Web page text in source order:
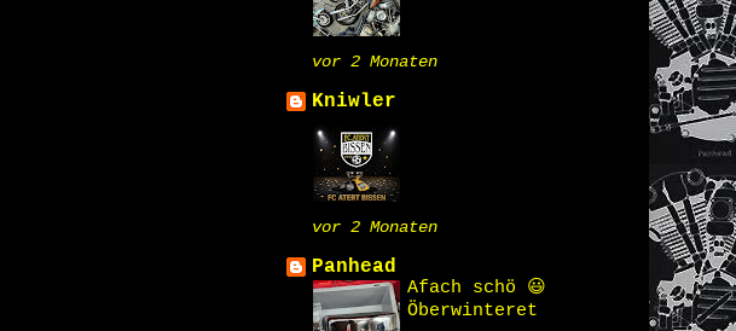
vor 2 Monaten
Kniwler
vor 2 Monaten
Panhead
Afach schö 😃
Öberwinteret